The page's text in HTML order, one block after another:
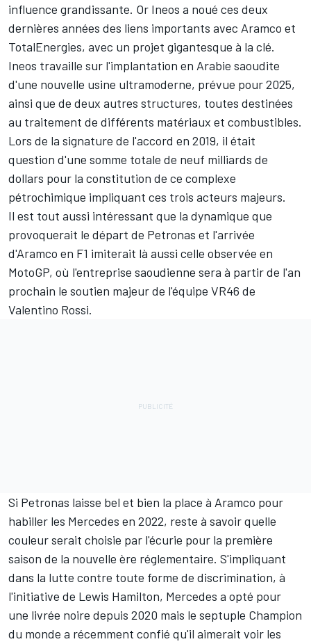
influence grandissante. Or Ineos a noué ces deux
dernières années des liens importants avec Aramco et
TotalEnergies, avec un projet gigantesque à la clé.
Ineos travaille sur l'implantation en Arabie saoudite
d'une nouvelle usine ultramoderne, prévue pour 2025,
ainsi que de deux autres structures, toutes destinées
au traitement de différents matériaux et combustibles.
Lors de la signature de l'accord en 2019, il était
question d'une somme totale de neuf milliards de
dollars pour la constitution de ce complexe
pétrochimique impliquant ces trois acteurs majeurs.
Il est tout aussi intéressant que la dynamique que
provoquerait le départ de Petronas et l'arrivée
d'Aramco en F1 imiterait là aussi celle observée en
MotoGP, où l'entreprise saoudienne sera à partir de l'an
prochain le soutien majeur de l'équipe VR46 de
Valentino Rossi.
Si Petronas laisse bel et bien la place à Aramco pour
habiller les Mercedes en 2022, reste à savoir quelle
couleur serait choisie par l'écurie pour la première
saison de la nouvelle ère réglementaire. S'impliquant
dans la lutte contre toute forme de discrimination, à
l'initiative de Lewis Hamilton, Mercedes a opté pour
une livrée noire depuis 2020 mais le septuple Champion
du monde a récemment confié qu'il aimerait voir les